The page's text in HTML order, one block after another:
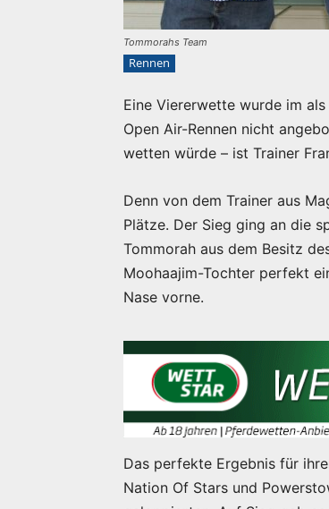
Tommorahs Team
Rennen
Eine Viererwette wurde im
Open Air-Rennen nicht
wetten würde – ist Trainer
Denn von dem Trainer aus
Plätze. Der Sieg ging an die
Tommorah aus dem Besitz
Moohaajim-Tochter perfekt
Nase vorne.
Das perfekte Ergebnis für
Nation Of Stars und